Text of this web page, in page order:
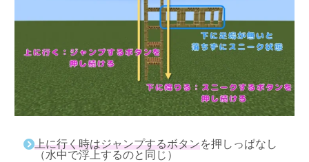
上に行く時はジャンプするボタンを押しっぱなし
（水中で浮上するのと同じ）